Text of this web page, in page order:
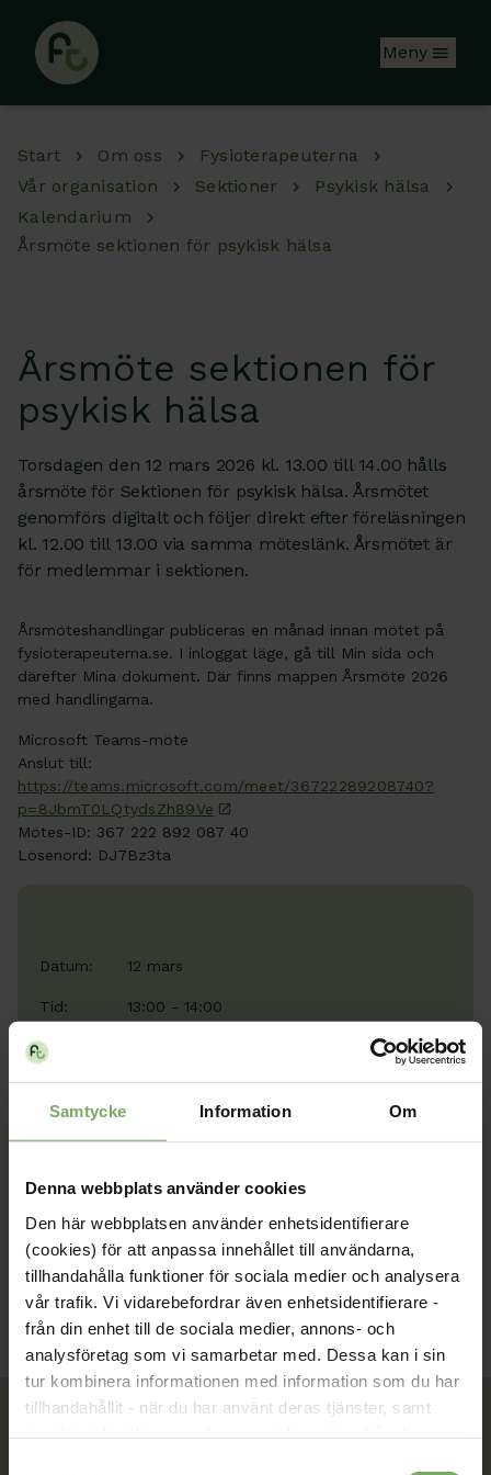
Samtycke Information Om
Denna webbplats använder cookies
Den här webbplatsen använder enhetsidentifierare
(cookies) för att anpassa innehållet till användarna,
tillhandahålla funktioner för sociala medier och analysera
vår trafik. Vi vidarebefordrar även enhetsidentifierare -
från din enhet till de sociala medier, annons- och
analysföretag som vi samarbetar med. Dessa kan i sin
tur kombinera informationen med information som du har
tillhandahållit - när du har använt deras tjänster, samt
Meny
Start Om oss
Fysioterapeuterna
Vår organisation
Sektioner
Psykisk hälsa
Kalendarium
Årsmöte sektionen för psykisk hälsa
Datum: 12 mars
Tid: 13:00 - 14:00
Plats:
Typ: Årsmöte
Anslut via Microsoft Teams
Årsmöte sektionen för
psykisk hälsa
Torsdagen den 12 mars 2026 kl. 13.00 till 14.00 hålls
årsmöte för Sektionen för psykisk hälsa. Årsmötet
genomförs digitalt och följer direkt efter föreläsningen
kl. 12.00 till 13.00 via samma möteslänk. Årsmötet är
för medlemmar i sektionen.
Årsmöteshandlingar publiceras en månad innan mötet på
fysioterapeuterna.se. I inloggat läge, gå till Min sida och
därefter Mina dokument. Där finns mappen Årsmöte 2026
med handlingarna.
Microsoft Teams-möte
Anslut till:
https://teams.microsoft.com/meet/36722289208740?
p=8JbmT0LQtydsZh89Ve
Mötes-ID: 367 222 892 087 40
Lösenord: DJ7Bz3ta